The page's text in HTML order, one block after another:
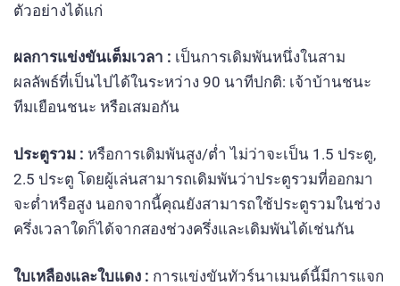
ตัวอย่างได้แก่
ผลการแข่งขันเต็มเวลา : เป็นการเดิมพันหนึ่งในสาม
ผลลัพธ์ที่เป็นไปได้ในระหว่าง 90 นาทีปกติ: เจ้าบ้านชนะ
ทีมเยือนชนะ หรือเสมอกัน
ประตูรวม : หรือการเดิมพันสูง/ต่ำ ไม่ว่าจะเป็น 1.5 ประตู,
2.5 ประตู โดยผู้เล่นสามารถเดิมพันว่าประตูรวมที่ออกมา
จะต่ำหรือสูง นอกจากนี้คุณยังสามารถใช้ประตูรวมในช่วง
ครึ่งเวลาใดก็ได้จากสองช่วงครึ่งและเดิมพันได้เช่นกัน
ใบเหลืองและใบแดง : การแข่งขันทัวร์นาเมนต์นี้มีการแจก